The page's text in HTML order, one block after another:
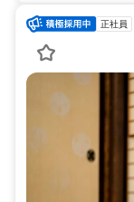
正社員